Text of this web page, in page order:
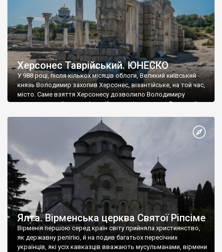
Херсонес Таврійський. ЮНЕСКО
У 988 році, після кількох місяців облоги, Великий київський
князь Володимир захопив Херсонес, візантійське, на той час,
місто. Саме взяття Херсонесу дозволило Володимиру
диктувати свої умови візантійському імператору Василю ІІ, та
Херсонесі Володимир-язичник, став Василем-християнином.
А потім було Хрещення Русі. На честь Херсонесу Таврійського
Ялта. Вірменська церква Святої Ріпсіме
Вірменія першою серед країн світу прийняла християнство,
як державну релігію, й на подив багатьох пересічних
українців, які усіх кавказців вважають мусульманами, вірмени